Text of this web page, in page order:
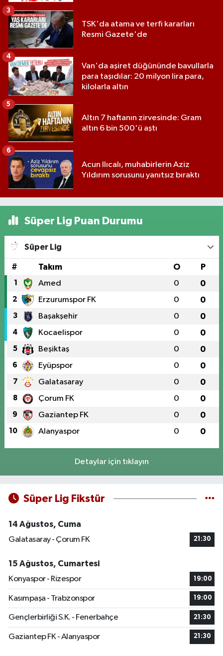
TSK'da atama ve terfi kararları
Resmi Gazete'de
3
Van'da aşiret düğününde bavullarla
para taşıdılar: 20 milyon lira para,
kilolarla altın
4
Altın 7 haftanın zirvesinde: Gram
altın 6 bin 500'ü aştı
5
Acun Ilıcalı, muhabirlerin Aziz
Yıldırım sorusunu yanıtsız bıraktı
6
Süper Lig Puan Durumu
Süper Lig
# Takım O P
1 Amed 0 0
2 Erzurumspor FK 0 0
3 Başakşehir 0 0
4 Kocaelispor 0 0
5 Beşiktaş 0 0
6 Eyüpspor 0 0
7 Galatasaray 0 0
8 Çorum FK 0 0
9 Gaziantep FK 0 0
10 Alanyaspor 0 0
Detaylar için tıklayın
Süper Lig Fikstür
14 Ağustos, Cuma
Galatasaray - Çorum FK
21:30
15 Ağustos, Cumartesi
Konyaspor - Rizespor
19:00
Kasımpaşa - Trabzonspor 19:00
Gençlerbirliği S.K. - Fenerbahçe 21:30
Gaziantep FK - Alanyaspor 21:30